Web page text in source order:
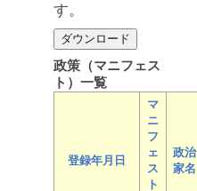
す。
政策（マニフェス
ト）一覧
登録年月日
マ
ニ
フ
ェ
ス
ト
政治
家名